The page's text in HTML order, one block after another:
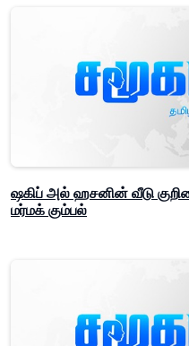
ஷகிப் அல் ஹசனின் வீடு
மர்மக் கும்பல்